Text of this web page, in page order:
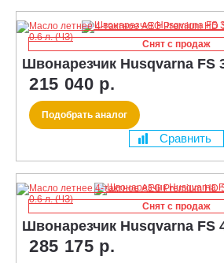
Снят с продаж
Швонарезчик Husqvarna FS
215 040 р.
Подобрать аналог
Сравнить
Снят с продаж
Швонарезчик Husqvarna FS
285 175 р.